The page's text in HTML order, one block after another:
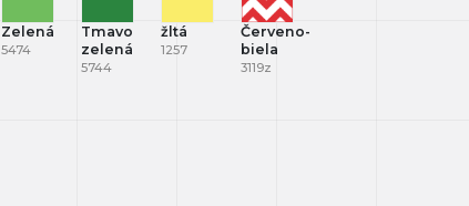
Zelená
5474
Tmavo
zelená
5744
žltá
1257
Červeno-
biela
3119z